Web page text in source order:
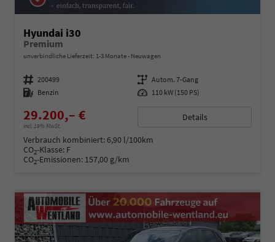
Hyundai i30
Premium
unverbindliche Lieferzeit: 1-3 Monate Neuwagen
Fahrzeugnummer 200499 Getriebe Autom. 7-Gang
Kraftstoff Benzin Leistung 110 kW (150 PS)
29.200,– €
incl. 19% MwSt.
Details
Verbrauch kombiniert:6,90 l/100km
CO2-Klasse: F
CO2-Emissionen: 157,00 g/km